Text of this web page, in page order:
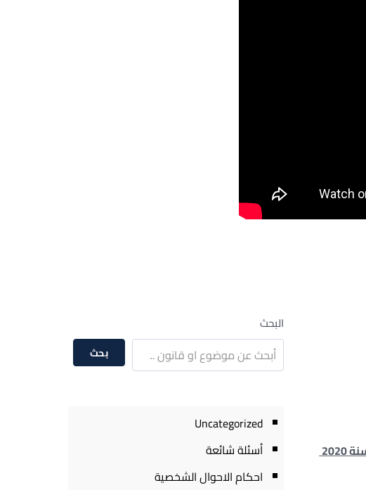
– حددت نص المادة رقم 2 من قانون الضريبة على العقارات رقم 196 لسنة 2008 والمعدل بالقانون رقم 23 لسنة 2020
البحث
بحث
Uncategorized
أسئلة شائعة
احكام الاحوال الشخصية